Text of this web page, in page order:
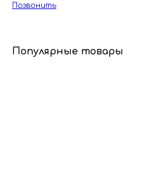
Позвонить
Популярные товары